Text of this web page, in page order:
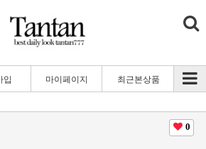
입 마이페이지 최근본상품
0